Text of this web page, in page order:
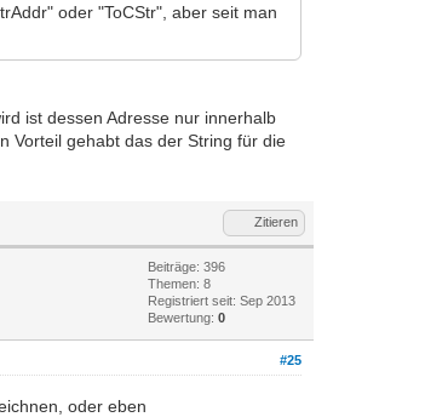
oder "ToCStr", aber seit man
ist dessen Adresse nur innerhalb
Vorteil gehabt das der String für die
Zitieren
Beiträge: 396
Themen: 8
Registriert seit: Sep 2013
Bewertung:0
#25
oder eben